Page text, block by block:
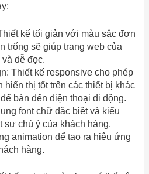
kế tối giản với màu sắc đơn
trống sẽ giúp trang web của
dễ đọc.
Thiết kế responsive cho phép
hiển thị tốt trên các thiết bị khác
bàn đến điện thoại di động.
font chữ đặc biệt và kiểu
sự chú ý của khách hàng.
animation để tạo ra hiệu ứng
hàng.